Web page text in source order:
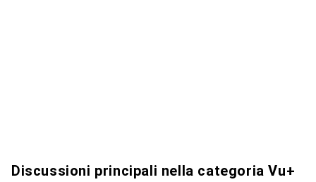
Discussioni principali nella categoria Vu+